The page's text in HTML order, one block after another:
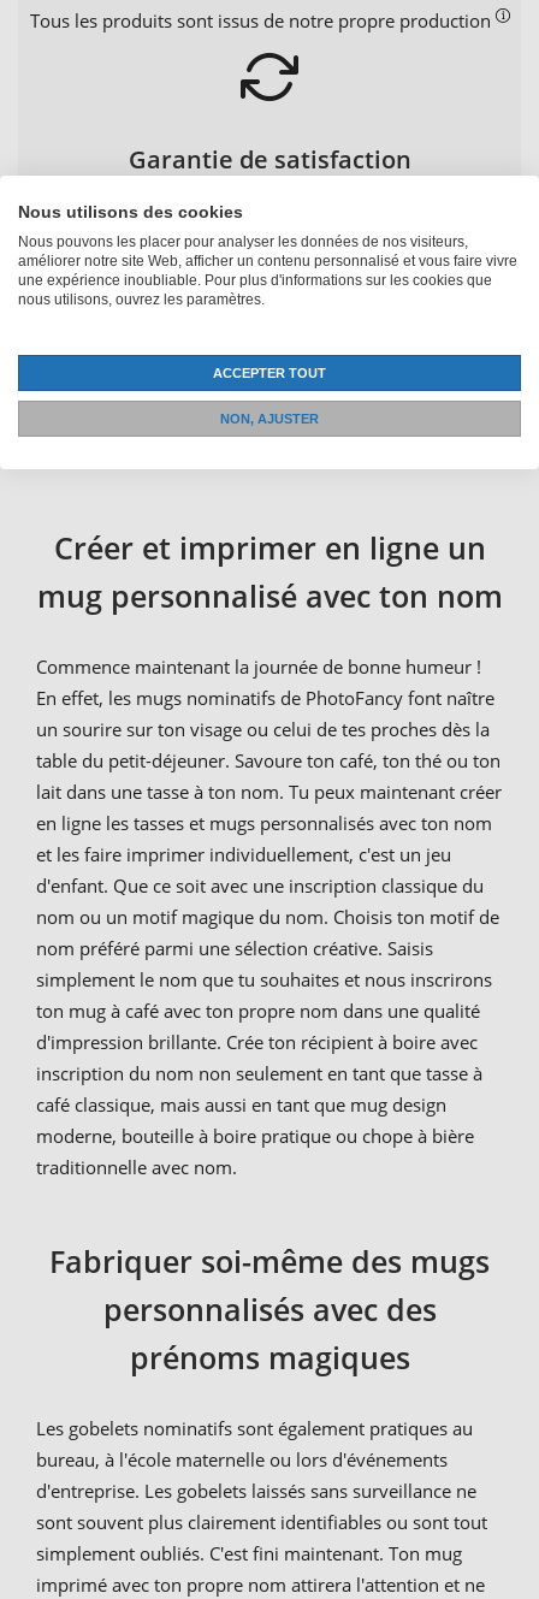
Tous les produits sont issus de notre propre production
Garantie de satisfaction
Garantie de remboursement de 30 jours
Conseil personnalisé
+41 52 235 12 88
Créer et imprimer en ligne un
mug personnalisé avec ton nom
Commence maintenant la journée de bonne humeur !
En effet, les mugs nominatifs de PhotoFancy font naître
un sourire sur ton visage ou celui de tes proches dès la
table du petit-déjeuner. Savoure ton café, ton thé ou ton
lait dans une tasse à ton nom. Tu peux maintenant créer
en ligne les tasses et mugs personnalisés avec ton nom
et les faire imprimer individuellement, c'est un jeu
d'enfant. Que ce soit avec une inscription classique du
nom ou un motif magique du nom. Choisis ton motif de
nom préféré parmi une sélection créative. Saisis
simplement le nom que tu souhaites et nous inscrirons
ton mug à café avec ton propre nom dans une qualité
d'impression brillante. Crée ton récipient à boire avec
inscription du nom non seulement en tant que tasse à
café classique, mais aussi en tant que mug design
moderne, bouteille à boire pratique ou chope à bière
traditionnelle avec nom.
Fabriquer soi-même des mugs
personnalisés avec des
prénoms magiques
Les gobelets nominatifs sont également pratiques au
bureau, à l'école maternelle ou lors d'événements
d'entreprise. Les gobelets laissés sans surveillance ne
sont souvent plus clairement identifiables ou sont tout
simplement oubliés. C'est fini maintenant. Ton mug
imprimé avec ton propre nom attirera l'attention et ne
Nous utilisons des cookies
Nous pouvons les placer pour analyser les données de nos visiteurs,
améliorer notre site Web, afficher un contenu personnalisé et vous faire vivre
une expérience inoubliable. Pour plus d'informations sur les cookies que
nous utilisons, ouvrez les paramètres.
ACCEPTER TOUT
NON, AJUSTER